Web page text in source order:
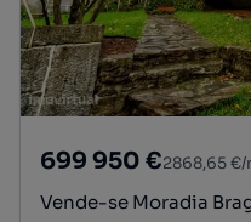
699 950 €2868,65 €/
Vende-se Moradia